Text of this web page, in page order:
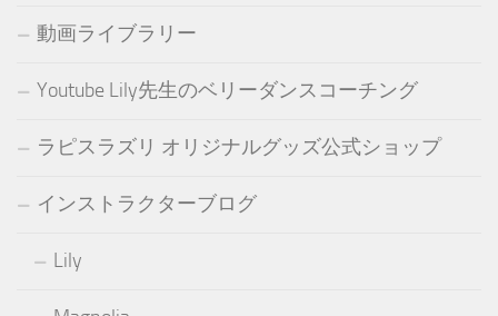
動画ライブラリー
Youtube Lily先生のベリーダンスコーチング
ラピスラズリ オリジナルグッズ公式ショップ
インストラクターブログ
Lily